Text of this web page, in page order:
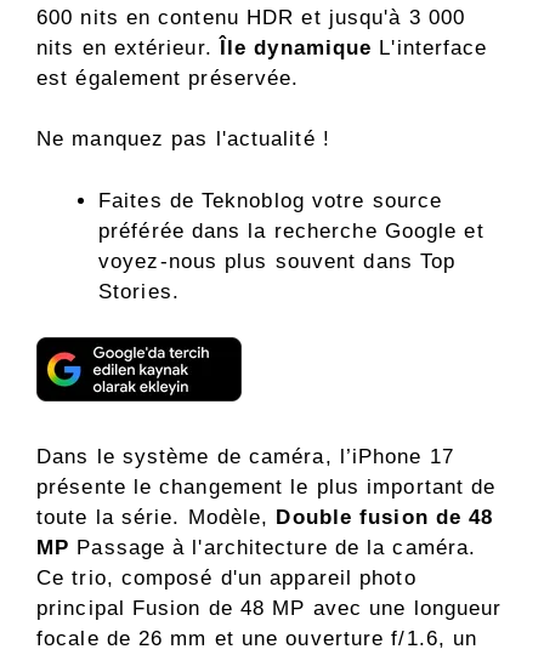
600 nits en contenu HDR et jusqu'à 3 000
nits en extérieur. Île dynamique L'interface
est également préservée.
Ne manquez pas l'actualité !
Faites de Teknoblog votre source
préférée dans la recherche Google et
voyez-nous plus souvent dans Top
Stories.
Dans le système de caméra, l’iPhone 17
présente le changement le plus important de
toute la série. Modèle, Double fusion de 48
MP Passage à l'architecture de la caméra.
Ce trio, composé d'un appareil photo
principal Fusion de 48 MP avec une longueur
focale de 26 mm et une ouverture f/1.6, un